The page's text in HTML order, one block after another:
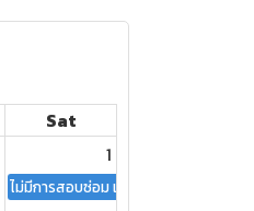
Sat
1
ไม่มีการสอบซ่อม เนื่องจากสอบ EIT รอบ